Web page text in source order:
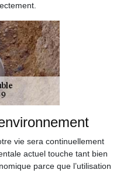
vie sera continuellement
actuel touche tant bien
parce que l’utilisation